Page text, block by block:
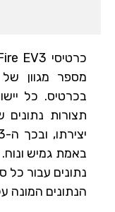
מספר מגוון של
תצורות
באמת גמיש
נתונים עבור כל
הנתונים המונה